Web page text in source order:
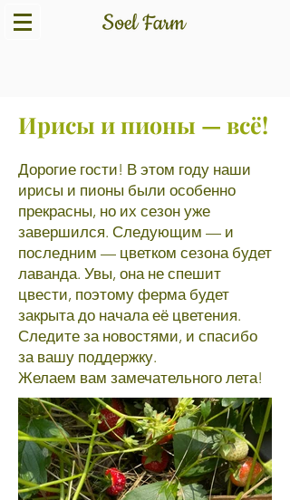
Ирисы и пионы — всё!
Дорогие гости! В этом году наши
ирисы и пионы были особенно
прекрасны, но их сезон уже
завершился. Следующим — и
последним — цветком сезона будет
лаванда. Увы, она не спешит
цвести, поэтому ферма будет
закрыта до начала её цветения.
Следите за новостями, и спасибо
за вашу поддержку.
Желаем вам замечательного лета!